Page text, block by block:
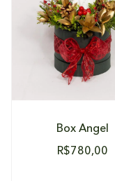
DETALHES
Box Angel
R$780,00